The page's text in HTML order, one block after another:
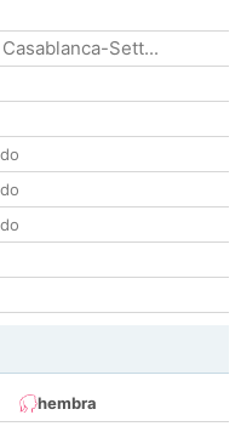
Casablanca-Sett...
hembra